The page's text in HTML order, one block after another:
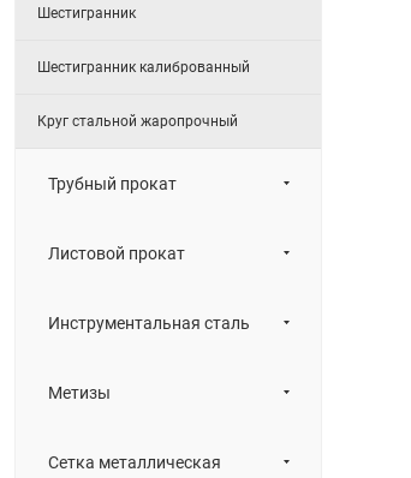
Шестигранник
Шестигранник калиброванный
Круг стальной жаропрочный
Трубный прокат
Листовой прокат
Инструментальная сталь
Метизы
Сетка металлическая